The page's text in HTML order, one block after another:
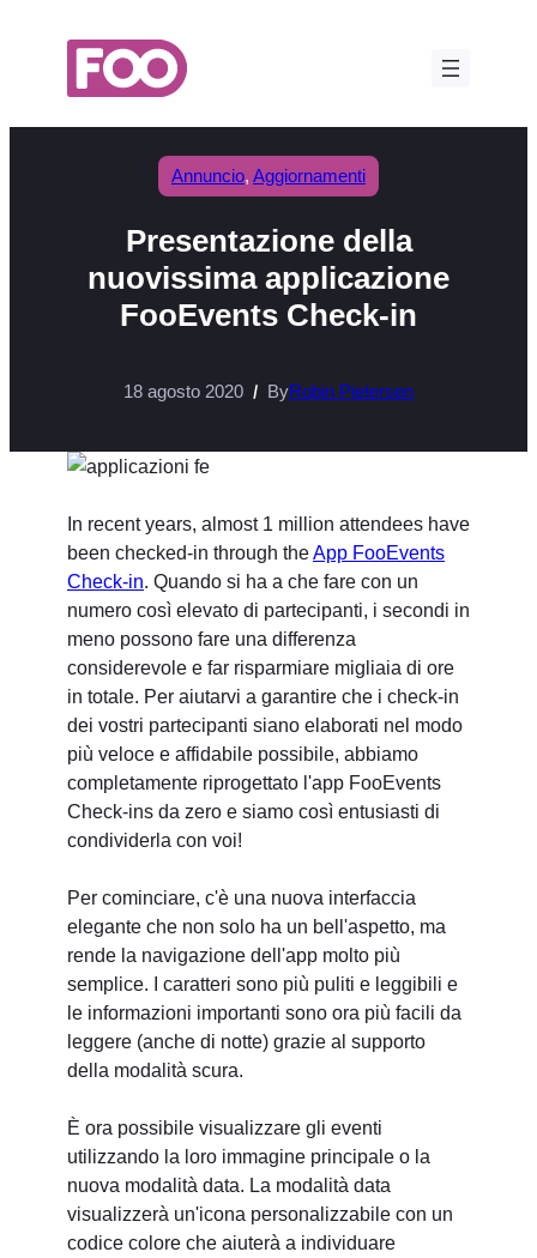
contenuto
Annuncio, Aggiornamenti
Presentazione della
nuovissima applicazione
FooEvents Check-in
18 agosto 2020 ByRobin Pietersen
In recent years, almost 1 million attendees have
been checked-in through theApp FooEvents
Check-in. Quando si ha a che fare con un
numero così elevato di partecipanti, i secondi in
meno possono fare una differenza
considerevole e far risparmiare migliaia di ore
in totale. Per aiutarvi a garantire che i check-in
dei vostri partecipanti siano elaborati nel modo
più veloce e affidabile possibile, abbiamo
completamente riprogettato l'app FooEvents
Check-ins da zero e siamo così entusiasti di
condividerla con voi!
Per cominciare, c'è una nuova interfaccia
elegante che non solo ha un bell'aspetto, ma
rende la navigazione dell'app molto più
semplice. I caratteri sono più puliti e leggibili e
le informazioni importanti sono ora più facili da
leggere (anche di notte) grazie al supporto
della modalità scura.
È ora possibile visualizzare gli eventi
utilizzando la loro immagine principale o la
nuova modalità data. La modalità data
visualizzerà un'icona personalizzabile con un
codice colore che aiuterà a individuare